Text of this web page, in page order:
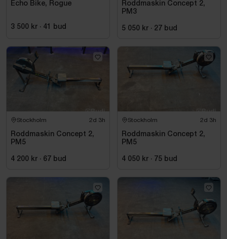
Echo Bike, Rogue
3 500 kr · 41 bud
Roddmaskin Concept 2,
PM3
5 050 kr · 27 bud
Stockholm 2d 3h
Roddmaskin Concept 2,
PM5
4 200 kr · 67 bud
Stockholm 2d 3h
Roddmaskin Concept 2,
PM5
4 050 kr · 75 bud